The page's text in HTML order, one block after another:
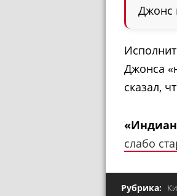
Джонс
Джонса
сказал,
слабо
Рубрика: